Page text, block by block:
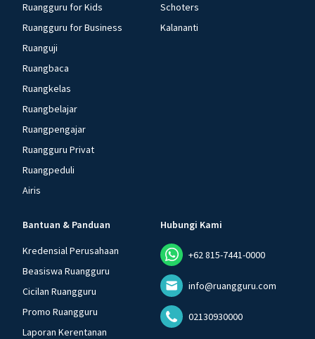
Ruangguru for Kids
Ruangguru for Business
Ruanguji
Ruangbaca
Ruangkelas
Ruangbelajar
Ruangpengajar
Ruangguru Privat
Ruangpeduli
Airis
Schoters
Kalananti
Bantuan & Panduan
Kredensial Perusahaan
Beasiswa Ruangguru
Cicilan Ruangguru
Promo Ruangguru
Laporan Kerentanan
Hubungi Kami
+62 815-7441-0000
info@ruangguru.com
02130930000